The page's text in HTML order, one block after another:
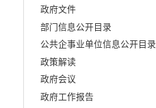
政府文件
部门信息公开目录
公共企事业单位信息公开目录
政策解读
政府会议
政府工作报告